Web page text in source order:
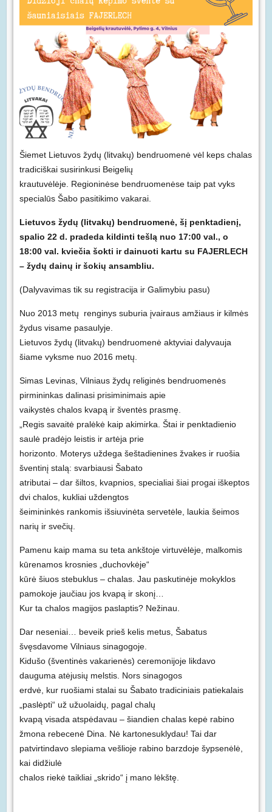
Šiemet Lietuvos žydų (litvakų) bendruomenė vėl keps chalas
tradiciškai susirinkusi Beigelių
krautuvėlėje. Regioninėse bendruomenėse taip pat vyks
specialūs Šabo pasitikimo vakarai.
Lietuvos žydų (litvakų) bendruomenė, šį penktadienį,
spalio 22 d. pradeda kildinti tešlą nuo 17:00 val., o
18:00 val. kviečia šokti ir dainuoti kartu su FAJERLECH
– žydų dainų ir šokių ansambliu.
(Dalyvavimas tik su registracija ir Galimybiu pasu)
Nuo 2013 metų renginys suburia įvairaus amžiaus ir kilmės
žydus visame pasaulyje.
Lietuvos žydų (litvakų) bendruomenė aktyviai dalyvauja
šiame vyksme nuo 2016 metų.
Simas Levinas, Vilniaus žydų religinės bendruomenės
pirmininkas dalinasi prisiminimais apie
vaikystės chalos kvapą ir šventės prasmę.
„Regis savaitė pralėkė kaip akimirka. Štai ir penktadienio
saulė pradėjo leistis ir artėja prie
horizonto. Moterys uždega šeštadienines žvakes ir ruošia
šventinį stalą: svarbiausi Šabato
atributai – dar šiltos, kvapnios, specialiai šiai progai iškeptos
dvi chalos, kukliai uždengtos
šeimininkės rankomis išsiuvinėta servetėle, laukia šeimos
narių ir svečių.
Pamenu kaip mama su teta ankštoje virtuvėlėje, malkomis
kūrenamos krosnies „duchovkėje“
kūrė šiuos stebuklus – chalas. Jau paskutinėje mokyklos
pamokoje jaučiau jos kvapą ir skonį…
Kur ta chalos magijos paslaptis? Nežinau.
Dar neseniai… beveik prieš kelis metus, Šabatus
švęsdavome Vilniaus sinagogoje.
Kidušo (šventinės vakarienės) ceremonijoje likdavo
dauguma atėjusių melstis. Nors sinagogos
erdvė, kur ruošiami stalai su Šabato tradiciniais patiekalais
„paslėpti“ už užuolaidų, pagal chalų
kvapą visada atspėdavau – šiandien chalas kepė rabino
žmona rebecenė Dina. Nė kartonesuklydau! Tai dar
patvirtindavo slepiama vešlioje rabino barzdoje šypsenėlė,
kai didžiulė
chalos riekė taikliai „skrido“ į mano lėkštę.